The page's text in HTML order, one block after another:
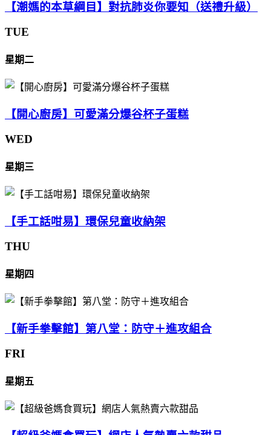
【潮媽的本草綱目】對抗肺炎你要知（送禮升級）
TUE
星期二
【開心廚房】可愛滿分爆谷杯子蛋糕
WED
星期三
【手工話咁易】環保兒童收納架
THU
星期四
【新手拳擊館】第八堂：防守＋進攻組合
FRI
星期五